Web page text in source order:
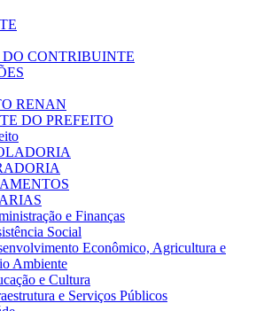
DO CONTRIBUINTE
RENAN
DO PREFEITO
e Finanças
Social
Econômico, Agricultura e
Ambiente
e Cultura
e Serviços Públicos